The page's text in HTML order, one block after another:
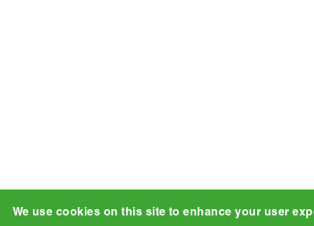
We use cookies on this site to enhance your user